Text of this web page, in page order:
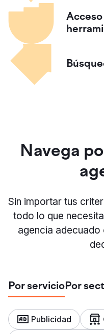
Navega
Sin importar tus
todo lo que
agencia adecuado
Por servicioPor
Publicidad